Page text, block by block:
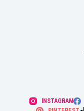
INSTAGRAM